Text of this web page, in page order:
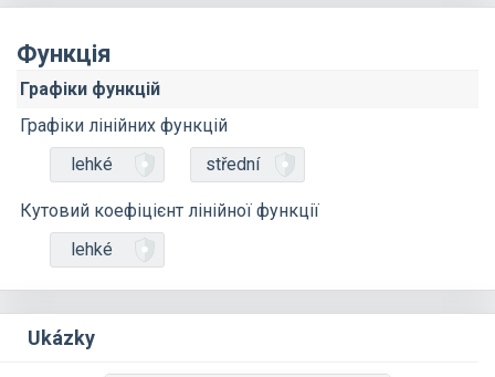
Функція
Графіки функцій
Графіки лінійних функцій
lehké
střední
Кутовий коефіцієнт лінійної функції
lehké
Ukázky